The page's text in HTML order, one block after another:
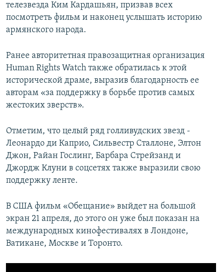
телезвезда Ким Кардашьян, призвав всех
посмотреть фильм и наконец услышать историю
армянского народа.
Ранее авторитетная правозащитная организация
Human Rights Watch также обратилась к этой
исторической драме, выразив благодарность ее
авторам «за поддержку в борьбе против самых
жестоких зверств».
Отметим, что целый ряд голливудских звезд -
Леонардо ди Каприо, Сильвестр Сталлоне, Элтон
Джон, Райан Гослинг, Барбара Стрейзанд и
Джордж Клуни в соцсетях также выразили свою
поддержку ленте.
В США фильм «Обещание» выйдет на большой
экран 21 апреля, до этого он уже был показан на
международных кинофестивалях в Лондоне,
Ватикане, Москве и Торонто.